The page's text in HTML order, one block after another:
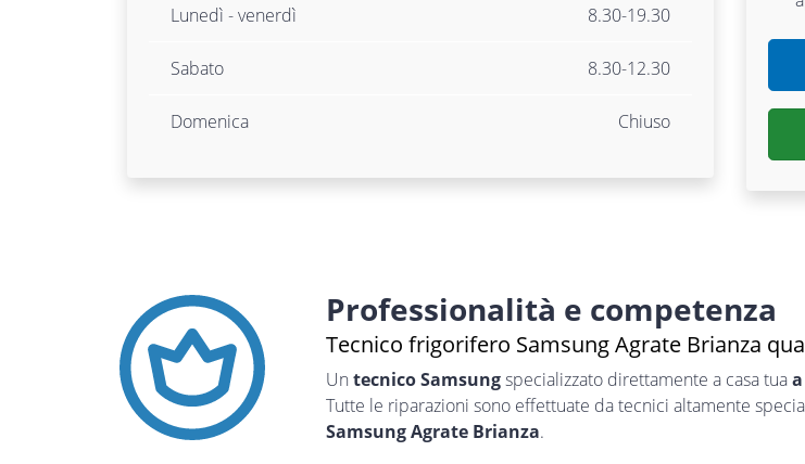
Lunedì - venerdì 8.30-19.30
Sabato 8.30-12.30
Domenica Chiuso
Professionalità e competenza
Tecnico frigorifero Samsung Agrate Brianza
Un tecnico Samsungspecializzato direttamente a casa tua
Tutte le riparazioni sono effettuate da tecnici altamente
Samsung Agrate Brianza.